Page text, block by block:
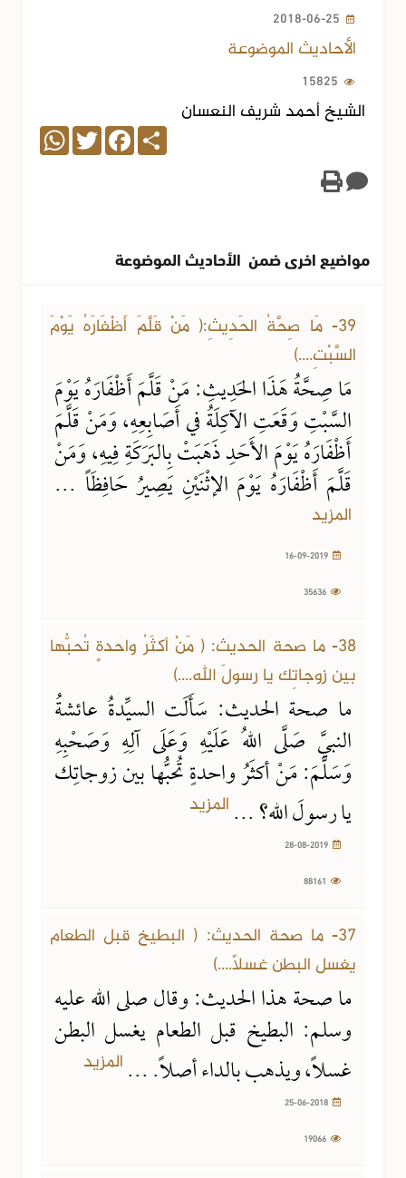
2018-06-25
الأحاديث الموضوعة
15825
الشيخ أحمد شريف النعسان
Share
Facebook
Twitter
WhatsApp
مواضيع اخرى ضمن الأحاديث الموضوعة
39- مَا صِحَّةُ الحَدِيثِ:( مَنْ قَلَّمَ أَظْفَارَهُ يَوْمَ
السَّبْتِ....)
مَا صِحَّةُ هَذَا الحَدِيثِ: مَنْ قَلَّمَ أَظْفَارَهُ يَوْمَ
السَّبْتِ وَقَعَتِ الآكِلَةُ في أَصَابِعِهِ، وَمَنْ قَلَّمَ
أَظْفَارَهُ يَوْمَ الأَحَدِ ذَهَبَتْ بِالبَرَكَةِ فِيهِ، وَمَنْ
قَلَّمَ أَظْفَارَهُ يَوْمَ الإثْنَيْنِ يَصِيرُ حَافِظَاً ...
المزيد
38- ما صحة الحديث: ( مَنْ أكثَرُ واحدةٍ تُحبُّها
بين زوجاتِك يا رسولَ الله....)
ما صحة الحديث: سَأَلَت السيِّدةُ عائشةُ
النبيَّ صَلَّى اللهُ عَلَيْهِ وَعَلَى آلِهِ وَصَحْبِهِ
وَسَلَّمَ: مَنْ أكثَرُ واحدةٍ تُحبُّها بين زوجاتِك
يا رسولَ الله؟ ... المزيد
37- ما صحة الحديث: ( البطيخ قبل الطعام
يغسل البطن غسلاً....)
ما صحة هذا الحديث: وقال صلى الله عليه
وسلم: البطيخ قبل الطعام يغسل البطن
غسلاً، ويذهب بالداء أصلاً. ... المزيد